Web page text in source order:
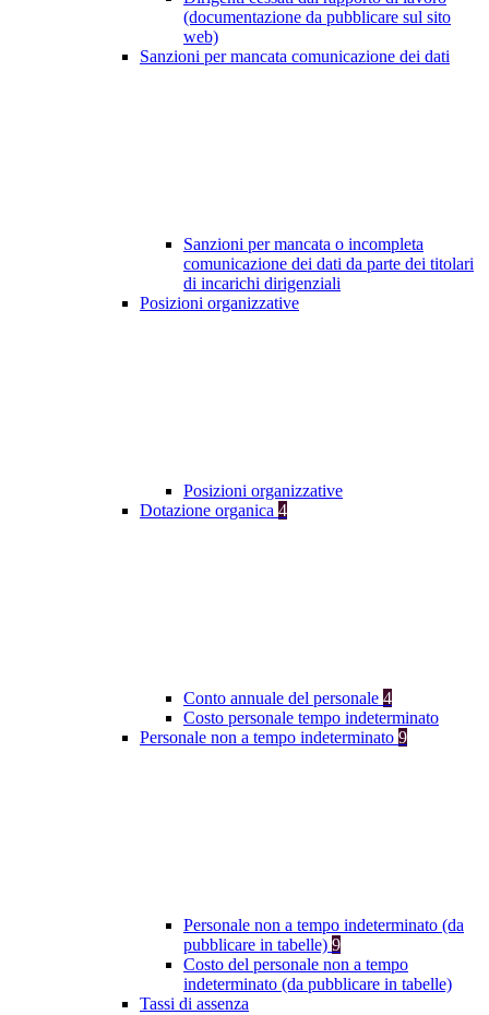
(documentazione da pubblicare sul sito
web)
Sanzioni per mancata comunicazione dei dati
Sanzioni per mancata o incompleta
comunicazione dei dati da parte dei titolari
di incarichi dirigenziali
Posizioni organizzative
Posizioni organizzative
Dotazione organica 4
Conto annuale del personale 4
Costo personale tempo indeterminato
Personale non a tempo indeterminato 9
Personale non a tempo indeterminato (da
pubblicare in tabelle) 9
Costo del personale non a tempo
indeterminato (da pubblicare in tabelle)
Tassi di assenza